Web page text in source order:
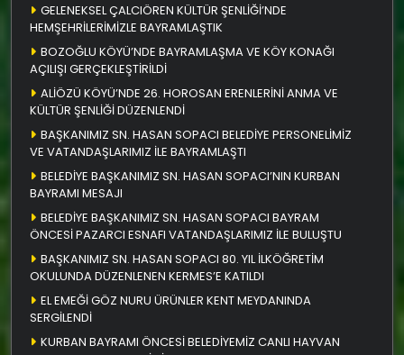
GELENEKSEL ÇALCIÖREN KÜLTÜR ŞENLİĞİ’NDE
HEMŞEHRİLERİMİZLE BAYRAMLAŞTIK
BOZOĞLU KÖYÜ’NDE BAYRAMLAŞMA VE KÖY KONAĞI
AÇILIŞI GERÇEKLEŞTİRİLDİ
ALİÖZÜ KÖYÜ’NDE 26. HOROSAN ERENLERİNİ ANMA VE
KÜLTÜR ŞENLİĞİ DÜZENLENDİ
BAŞKANIMIZ SN. HASAN SOPACI BELEDİYE PERSONELİMİZ
VE VATANDAŞLARIMIZ İLE BAYRAMLAŞTI
BELEDİYE BAŞKANIMIZ SN. HASAN SOPACI’NIN KURBAN
BAYRAMI MESAJI
BELEDİYE BAŞKANIMIZ SN. HASAN SOPACI BAYRAM
ÖNCESİ PAZARCI ESNAFI VATANDAŞLARIMIZ İLE BULUŞTU
BAŞKANIMIZ SN. HASAN SOPACI 80. YIL İLKÖĞRETİM
OKULUNDA DÜZENLENEN KERMES’E KATILDI
EL EMEĞİ GÖZ NURU ÜRÜNLER KENT MEYDANINDA
SERGİLENDİ
KURBAN BAYRAMI ÖNCESİ BELEDİYEMİZ CANLI HAYVAN